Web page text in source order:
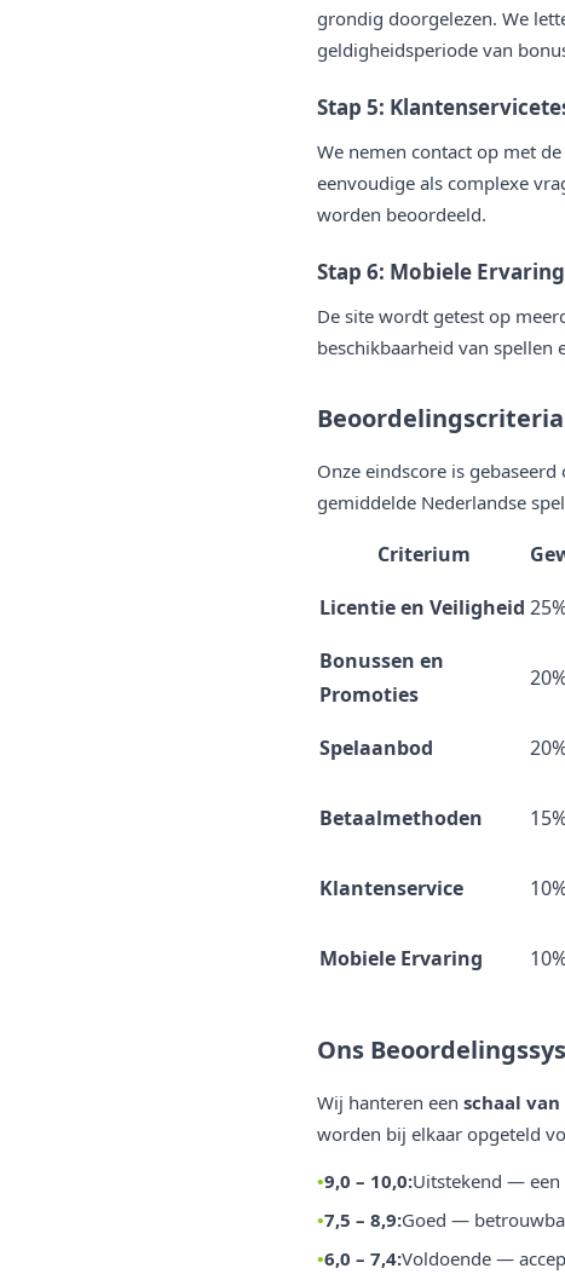
grondig doorgelezen. We
geldigheidsperiode van
Stap 5:
We nemen contact op met
eenvoudige als complexe
worden beoordeeld.
Stap 6: Mobiele Ervaring
De site wordt getest op
beschikbaarheid van spellen
Onze eindscore is
gemiddelde Nederlandse
Criterium
Licentie en Veiligheid
Bonussen en
Promoties
Spelaanbod
Betaalmethoden
Klantenservice
Mobiele Ervaring
Ons
Wij hanteren een schaal
worden bij elkaar opgeteld
9,0 – 10,0:Uitstekend — een
7,5 – 8,9:Goed —
6,0 – 7,4:Voldoende —